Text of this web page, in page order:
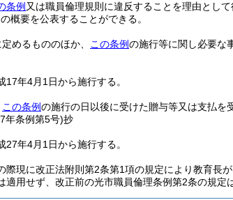
条例 又は職員倫理規則に違反することを理由とし
概要を公表することができる。
定めるもののほか、 この条例の施行等に関し必要な
17年4月1日から施行する。
この条例の施行の日以後に受けた贈与等又は支払を
年条例第5号)抄
27年4月1日から施行する。
際現に改正法附則第2条第1項の規定により教育長
適用せず、改正前の光市職員倫理条例第2条の規定